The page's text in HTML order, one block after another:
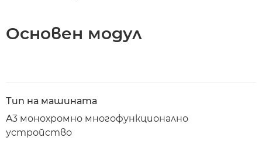
Основен модул
Тип на машината
A3 монохромно многофункционално
устройство